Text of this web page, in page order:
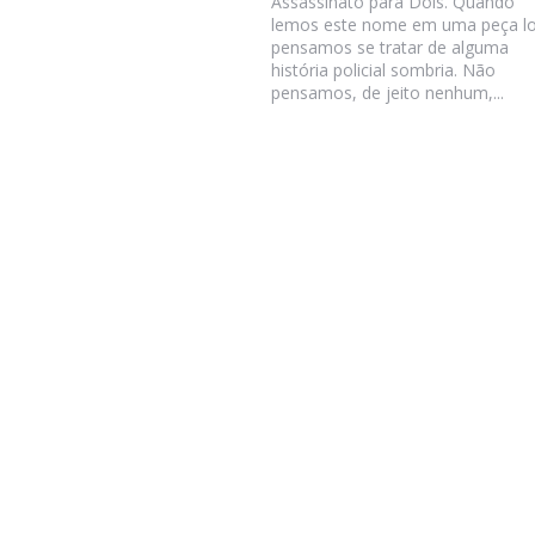
lemos este nome em uma peça
pensamos se tratar de alguma
história policial sombria. Não
pensamos, de jeito nenhum,...